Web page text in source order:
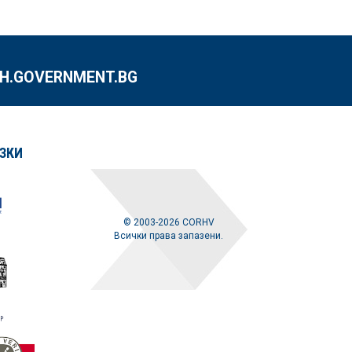
© 2003-2026 CORHV
Всички права запазени.